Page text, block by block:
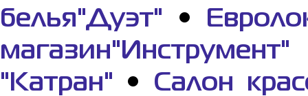
белья"Дуэт" •
магазин"Инструмент"
"Катран" • Салон